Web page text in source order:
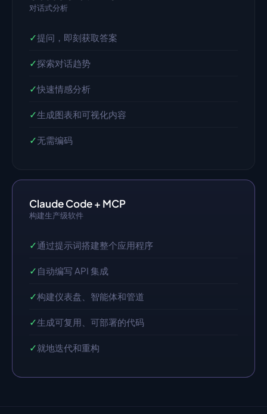
对话式分析
✓提问，即刻获取答案
✓探索对话趋势
✓快速情感分析
✓生成图表和可视化内容
✓无需编码
Claude Code + MCP
构建生产级软件
✓通过提示词搭建整个应用程序
✓ 自动编写 API 集成
✓构建仪表盘、智能体和管道
✓生成可复用、可部署的代码
✓就地迭代和重构